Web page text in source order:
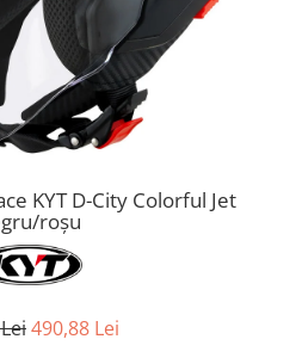
KYT D-City Colorful Jet
roșu
490,88 Lei